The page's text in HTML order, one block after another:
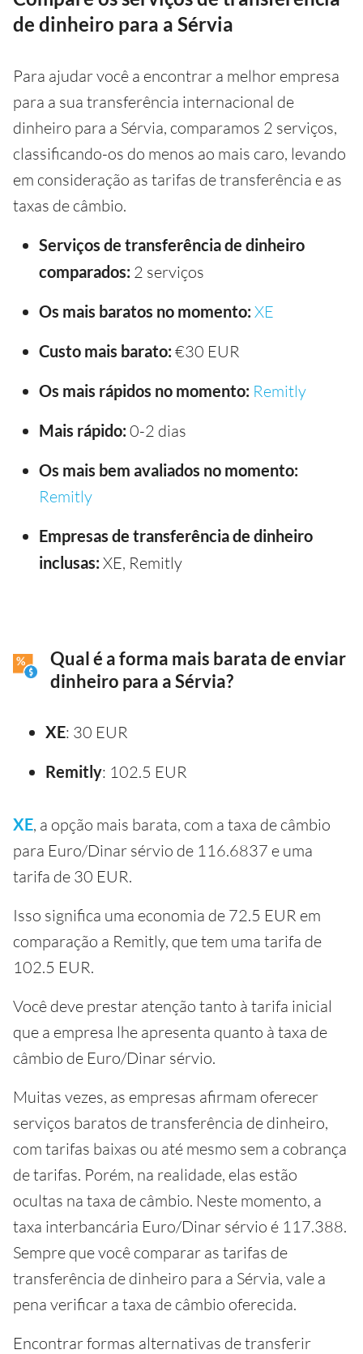
de dinheiro para a Sérvia
Para ajudar você a encontrar a melhor empresa
para a sua transferência internacional de
dinheiro para a Sérvia, comparamos 2 serviços,
classificando-os do menos ao mais caro, levando
em consideração as tarifas de transferência e as
taxas de câmbio.
Serviços de transferência de dinheiro
comparados: 2 serviços
Os mais baratos no momento: XE
Custo mais barato: €30 EUR
Os mais rápidos no momento: Remitly
Mais rápido: 0-2 dias
Os mais bem avaliados no momento:
Remitly
Empresas de transferência de dinheiro
inclusas: XE, Remitly
Qual é a forma mais barata de enviar
dinheiro para a Sérvia?
XE: 30 EUR
Remitly: 102.5 EUR
XE, a opção mais barata, com a taxa de câmbio
para Euro/Dinar sérvio de 116.6837 e uma
tarifa de 30 EUR.
Isso significa uma economia de 72.5 EUR em
comparação a Remitly, que tem uma tarifa de
102.5 EUR.
Você deve prestar atenção tanto à tarifa inicial
que a empresa lhe apresenta quanto à taxa de
câmbio de Euro/Dinar sérvio.
Muitas vezes, as empresas afirmam oferecer
serviços baratos de transferência de dinheiro,
com tarifas baixas ou até mesmo sem a cobrança
de tarifas. Porém, na realidade, elas estão
ocultas na taxa de câmbio. Neste momento, a
taxa interbancária Euro/Dinar sérvio é 117.388.
Sempre que você comparar as tarifas de
transferência de dinheiro para a Sérvia, vale a
pena verificar a taxa de câmbio oferecida.
Encontrar formas alternativas de transferir